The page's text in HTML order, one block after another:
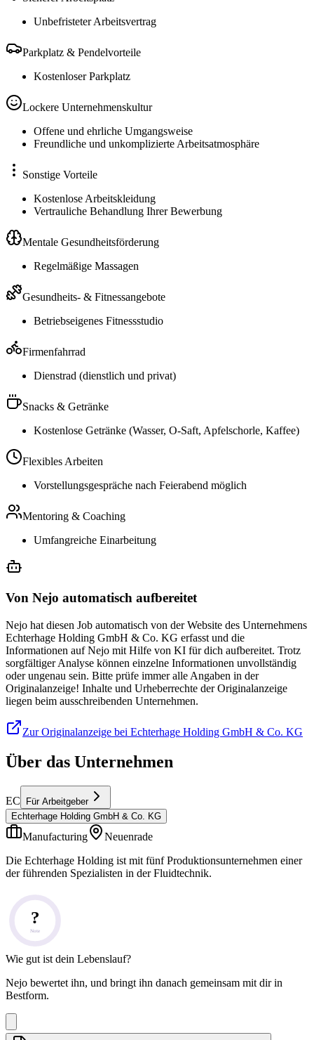
Unbefristeter Arbeitsvertrag
Parkplatz & Pendelvorteile
Kostenloser Parkplatz
Lockere Unternehmenskultur
Offene und ehrliche Umgangsweise
Freundliche und unkomplizierte Arbeitsatmosphäre
Sonstige Vorteile
Kostenlose Arbeitskleidung
Vertrauliche Behandlung Ihrer Bewerbung
Mentale Gesundheitsförderung
Regelmäßige Massagen
Gesundheits- & Fitnessangebote
Betriebseigenes Fitnessstudio
Firmenfahrrad
Dienstrad (dienstlich und privat)
Snacks & Getränke
Kostenlose Getränke (Wasser, O-Saft, Apfelschorle, Kaffee)
Flexibles Arbeiten
Vorstellungsgespräche nach Feierabend möglich
Mentoring & Coaching
Umfangreiche Einarbeitung
Von Nejo automatisch aufbereitet
Nejo hat diesen Job automatisch von der Website des Unternehmens
Echterhage Holding GmbH & Co. KG erfasst und die
Informationen auf Nejo mit Hilfe von KI für dich aufbereitet. Trotz
sorgfältiger Analyse können einzelne Informationen unvollständig
oder ungenau sein. Bitte prüfe immer alle Angaben in der
Originalanzeige! Inhalte und Urheberrechte der Originalanzeige
liegen beim ausschreibenden Unternehmen.
Zur Originalanzeige bei Echterhage Holding GmbH & Co. KG
Über das Unternehmen
EC
Für Arbeitgeber
Echterhage Holding GmbH & Co. KG
Manufacturing
Neuenrade
Die Echterhage Holding ist mit fünf Produktionsunternehmen einer
der führenden Spezialisten in der Fluidtechnik.
?
Note
Wie gut ist dein Lebenslauf?
Nejo bewertet ihn, und bringt ihn danach gemeinsam mit dir in
Bestform.